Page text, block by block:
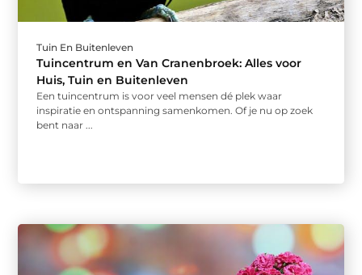
Tuin En Buitenleven
Tuincentrum en Van Cranenbroek: Alles voor
Huis, Tuin en Buitenleven
Een tuincentrum is voor veel mensen dé plek waar
inspiratie en ontspanning samenkomen. Of je nu op zoek
bent naar ...